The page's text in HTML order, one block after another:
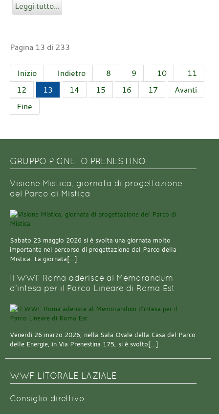
Leggi tutto...
Pagina 13 di 233
Inizio Indietro 8 9 10
11
12
13 14 15 16 17
Avanti
Fine
GRUPPO PIGNETO PRENESTINO
Visione Mistica, giornata di progettazione
del Parco di Mistica
Sabato 23 maggio 2026 si è svolta una giornata molto
importante nel percorso di progettazione del Parco della
Mistica. La giornata[…]
Il WWF Roma aderisce al Memorandum
d’intesa per il Parco Lineare di Roma Est
Venerdì 26 marzo 2026, nella Sala Ovale della Casa del Parco
delle Energie, in Via Prenestina 175, si è svolto[…]
WWF LITORALE LAZIALE
Consiglio direttivo